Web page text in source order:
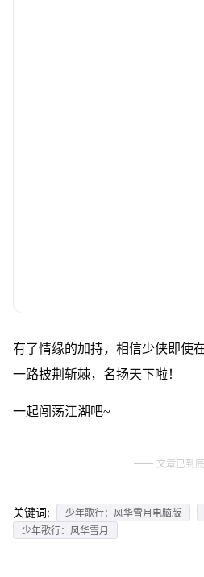
有了情缘的加持，相信少侠即使
一路披荆斩棘，名扬天下啦！
一起闯荡江湖吧~
文章已到底
关键词: 少年歌行：风华雪月电脑版
少年歌行：风华雪月